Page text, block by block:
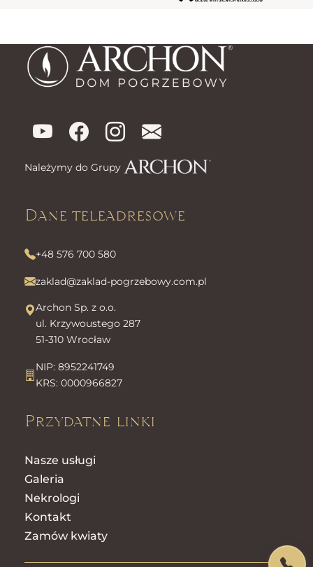
Należymy do Grupy
Dane teleadresowe
+48 576 700 580
zaklad@zaklad-pogrzebowy.com.pl
Archon Sp. z o.o.
ul. Krzywoustego 287
51-310 Wrocław
NIP: 8952241749
KRS: 0000966827
Przydatne linki
Nasze usługi
Galeria
Nekrologi
Kontakt
Zamów kwiaty